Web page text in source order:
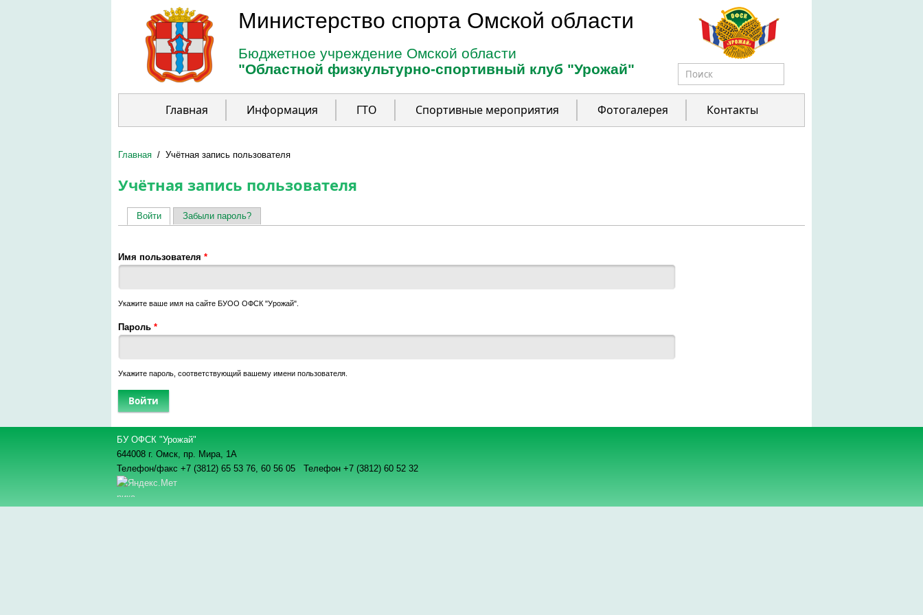
Министерство спорта Омской области
Бюджетное учреждение Омской области
"Областной физкультурно-спортивный клуб "Урожай"
Форма поиска
Главная
Информация ГТО Спортивные мероприятия Фотогалерея Контакты
Главная / Учётная запись пользователя
Учётная запись пользователя
Войти(активная вкладка)
Забыли пароль?
Имя пользователя *
Укажите ваше имя на сайте БУОО ОФСК "Урожай".
Пароль *
Укажите пароль, соответствующий вашему имени пользователя.
БУ ОФСК "Урожай"
644008 г. Омск, пр. Мира, 1А
Телефон/факс +7 (3812) 65 53 76, 60 56 05 Телефон +7 (3812) 60 52 32